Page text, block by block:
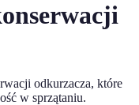
odkurzacza, które
w sprzątaniu.